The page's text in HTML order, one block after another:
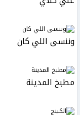
وننسى اللي كان
مطبخ المدينة